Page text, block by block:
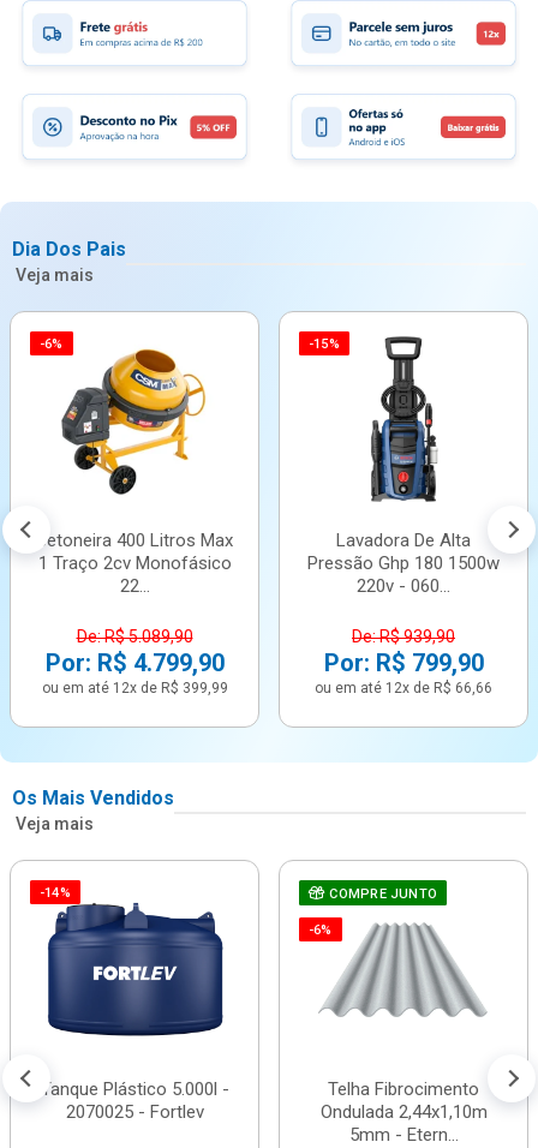
Dia Dos Pais
Veja mais
-6%
Betoneira 400 Litros Max
1 Traço 2cv Monofásico
22...
De: R$ 5.089,90
Por: R$ 4.799,90
ou em até 12x de R$ 399,99
-15%
Lavadora De Alta
Pressão Ghp 180 1500w
220v - 060...
De: R$ 939,90
Por: R$ 799,90
ou em até 12x de R$ 66,66
Os Mais Vendidos
Veja mais
-14%
Tanque Plástico 5.000l -
2070025 - Fortlev
COMPRE JUNTO
-6%
Telha Fibrocimento
Ondulada 2,44x1,10m
5mm - Etern...